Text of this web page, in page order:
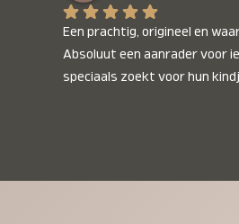
Een prachtig, origineel en
Absoluut een aanrader voor
speciaals zoekt voor hun